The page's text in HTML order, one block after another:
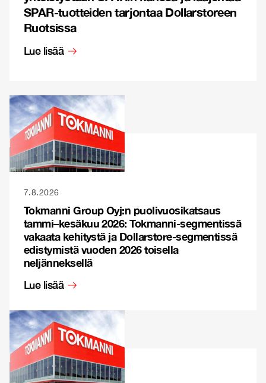
SPAR-tuotteiden tarjontaa Dollarstoreen
Ruotsissa
Lue lisää
7.8.2026
Tokmanni Group Oyj:n puolivuosikatsaus
tammi–kesäkuu 2026: Tokmanni-segmentissä
vakaata kehitystä ja Dollarstore-segmentissä
edistymistä vuoden 2026 toisella
neljänneksellä
Lue lisää